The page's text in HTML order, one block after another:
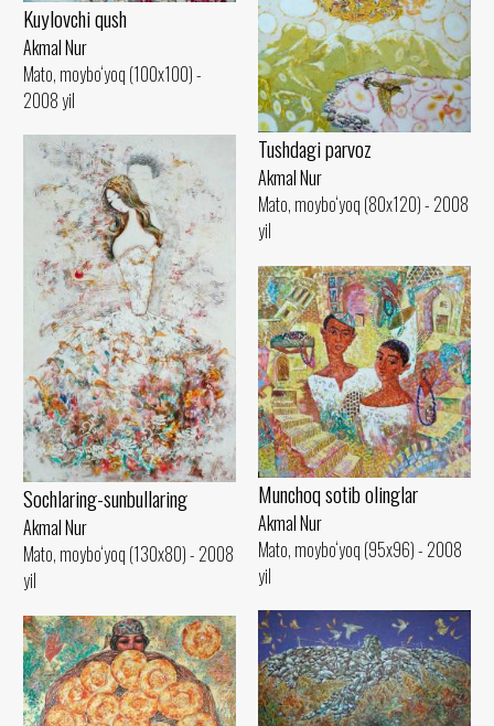
Kuylovchi qush
Akmal Nur
Mato, moybo‘yoq (100x100) -
2008 yil
Tushdagi parvoz
Akmal Nur
Mato, moybo‘yoq (80x120) - 2008
yil
Sochlaring-sunbullaring
Akmal Nur
Mato, moybo‘yoq (130x80) - 2008
yil
Munchoq sotib olinglar
Akmal Nur
Mato, moybo‘yoq (95x96) - 2008
yil